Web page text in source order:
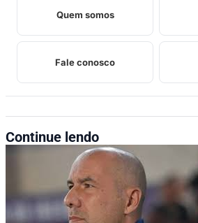
Quem somos
Fale conosco
Continue lendo